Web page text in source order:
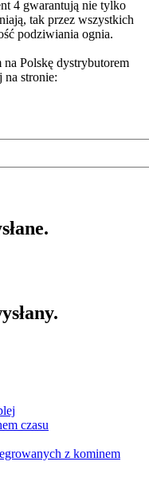
4 gwarantują nie tylko
tak przez wszystkich
podziwiania ognia.
Polskę dystrybutorem
stronie:
czasu
z kominem